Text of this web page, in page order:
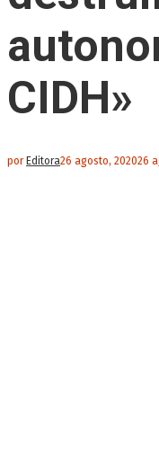
CIDH»
porEditora26 agosto, 202026